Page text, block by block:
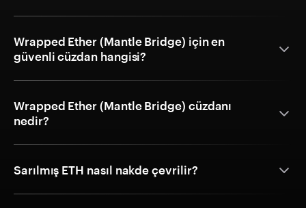
Wrapped Ether (Mantle Bridge) için en
güvenli cüzdan hangisi?
Wrapped Ether (Mantle Bridge) cüzdanı
nedir?
Sarılmış ETH nasıl nakde çevrilir?